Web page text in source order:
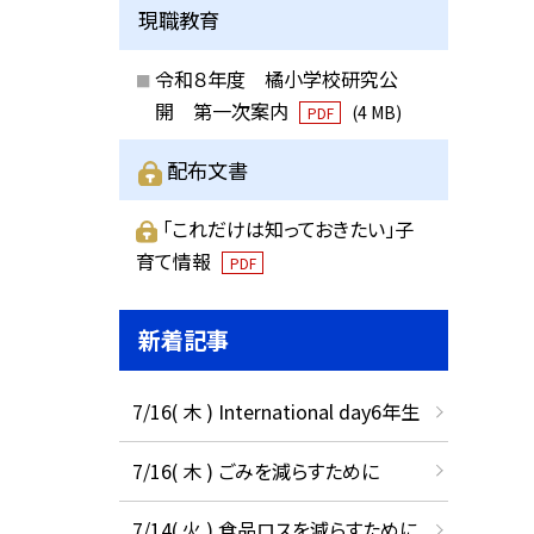
現職教育
令和８年度 橘小学校研究公
開 第一次案内
PDF (4 MB)
配布文書
「これだけは知っておきたい」子
育て情報
PDF
新着記事
7/16( 木 ) International day6年生
7/16( 木 ) ごみを減らすために